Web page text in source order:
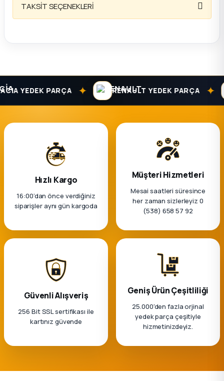
TAKSİT SEÇENEKLERİ
YEDEK PARÇA ✦ RENAULT YEDEK PARÇA ✦
Hızlı Kargo
16:00’dan önce verdiğiniz
siparişler aynı gün kargoda
Müşteri Hizmetleri
Mesai saatleri süresince
her zaman sizlerleyiz 0
(538) 658 57 92
Güvenli Alışveriş
256 Bit SSL sertifikası ile
kartınız güvende
Geniş Ürün Çeşitliliği
25.000'den fazla orjinal
yedek parça çeşitiyle
hizmetinizdeyiz.